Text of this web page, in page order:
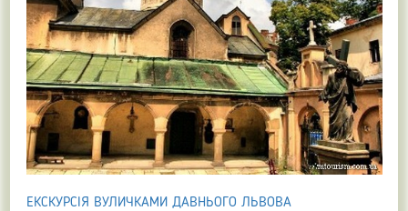
ЕКСКУРСІЯ ВУЛИЧКАМИ ДАВНЬОГО ЛЬВОВА